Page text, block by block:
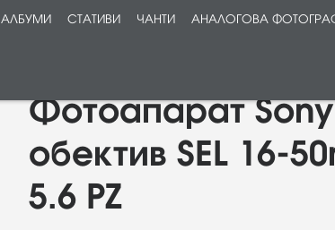
АЛБУМИ СТАТИВИ ЧАНТИ АНАЛОГОВА
Фотоапарат
обектив SEL 16-
5.6 PZ